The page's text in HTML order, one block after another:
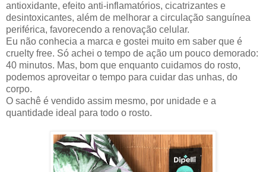
antioxidante, efeito anti-inflamatórios, cicatrizantes e
desintoxicantes, além de melhorar a circulação sanguínea
periférica, favorecendo a renovação celular.
Eu não conhecia a marca e gostei muito em saber que é
cruelty free. Só achei o tempo de ação um pouco demorado:
40 minutos. Mas, bom que enquanto cuidamos do rosto,
podemos aproveitar o tempo para cuidar das unhas, do
corpo.
O sachê é vendido assim mesmo, por unidade e a
quantidade ideal para todo o rosto.